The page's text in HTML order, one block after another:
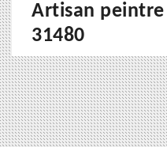
Artisan
31480